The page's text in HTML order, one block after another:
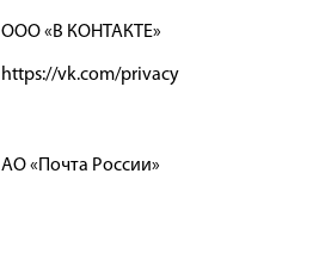
ООО «В КОНТАКТЕ»
https://vk.com/privacy
АО «Почта России»